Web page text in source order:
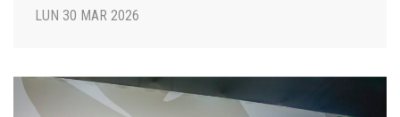
LUN 30 MAR 2026